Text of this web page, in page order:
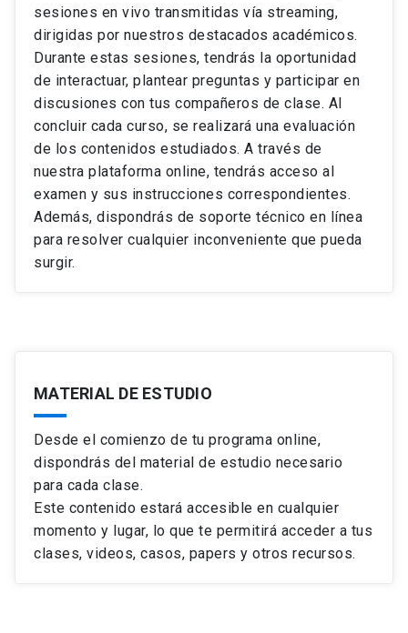
sesiones en vivo transmitidas vía streaming,
dirigidas por nuestros destacados académicos.
Durante estas sesiones, tendrás la oportunidad
de interactuar, plantear preguntas y participar en
discusiones con tus compañeros de clase. Al
concluir cada curso, se realizará una evaluación
de los contenidos estudiados. A través de
nuestra plataforma online, tendrás acceso al
examen y sus instrucciones correspondientes.
Además, dispondrás de soporte técnico en línea
para resolver cualquier inconveniente que pueda
surgir.
MATERIAL DE ESTUDIO
Desde el comienzo de tu programa online,
dispondrás del material de estudio necesario
para cada clase.
Este contenido estará accesible en cualquier
momento y lugar, lo que te permitirá acceder a tus
clases, videos, casos, papers y otros recursos.